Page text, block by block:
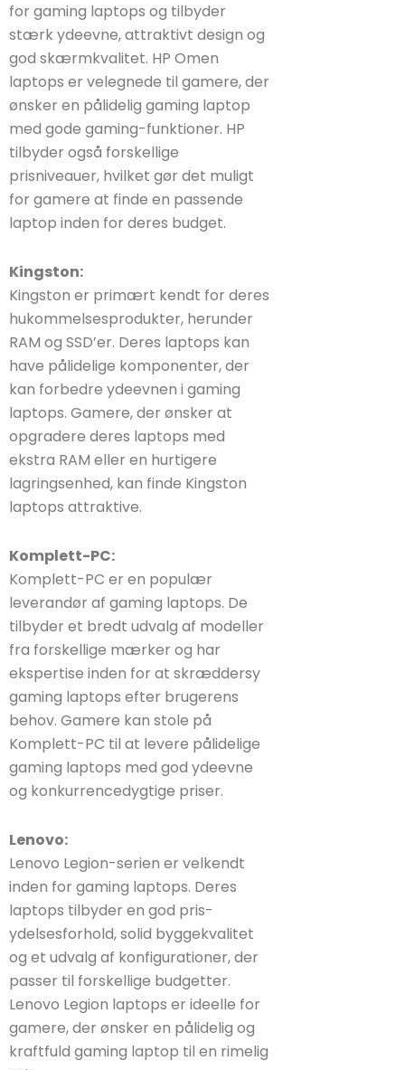
for gaming laptops og tilbyder
stærk ydeevne, attraktivt design og
god skærmkvalitet. HP Omen
laptops er velegnede til gamere, der
ønsker en pålidelig gaming laptop
med gode gaming-funktioner. HP
tilbyder også forskellige
prisniveauer, hvilket gør det muligt
for gamere at finde en passende
laptop inden for deres budget.
Kingston:
Kingston er primært kendt for deres
hukommelsesprodukter, herunder
RAM og SSD’er. Deres laptops kan
have pålidelige komponenter, der
kan forbedre ydeevnen i gaming
laptops. Gamere, der ønsker at
opgradere deres laptops med
ekstra RAM eller en hurtigere
lagringsenhed, kan finde Kingston
laptops attraktive.
Komplett-PC:
Komplett-PC er en populær
leverandør af gaming laptops. De
tilbyder et bredt udvalg af modeller
fra forskellige mærker og har
ekspertise inden for at skræddersy
gaming laptops efter brugerens
behov. Gamere kan stole på
Komplett-PC til at levere pålidelige
gaming laptops med god ydeevne
og konkurrencedygtige priser.
Lenovo:
Lenovo Legion-serien er velkendt
inden for gaming laptops. Deres
laptops tilbyder en god pris-
ydelsesforhold, solid byggekvalitet
og et udvalg af konfigurationer, der
passer til forskellige budgetter.
Lenovo Legion laptops er ideelle for
gamere, der ønsker en pålidelig og
kraftfuld gaming laptop til en rimelig